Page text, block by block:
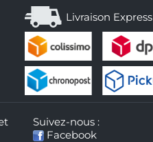
Livraison Express
Suivez-nous :
Facebook